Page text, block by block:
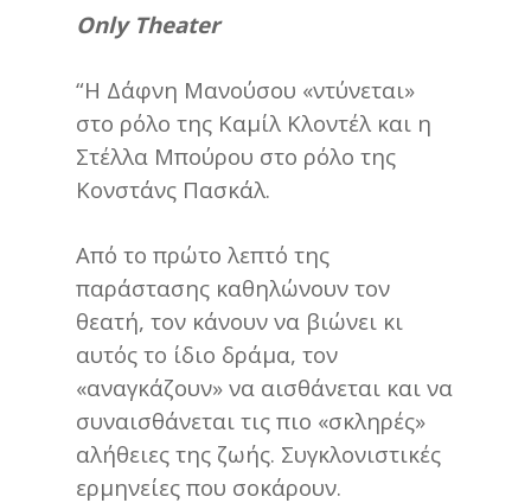
Only Theater
“Η Δάφνη Μανούσου «ντύνεται»
στο ρόλο της Καμίλ Κλοντέλ και η
Στέλλα Μπούρου στο ρόλο της
Κονστάνς Πασκάλ.
Από το πρώτο λεπτό της
παράστασης καθηλώνουν τον
θεατή, τον κάνουν να βιώνει κι
αυτός το ίδιο δράμα, τον
«αναγκάζουν» να αισθάνεται και να
συναισθάνεται τις πιο «σκληρές»
αλήθειες της ζωής. Συγκλονιστικές
ερμηνείες που σοκάρουν.